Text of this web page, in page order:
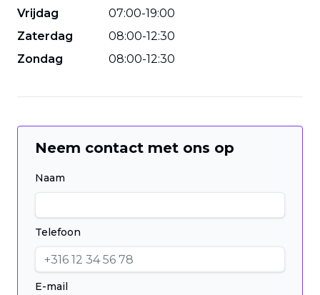
Vrijdag
07:00-19:00
Zaterdag
08:00-12:30
Zondag
08:00-12:30
Neem contact met ons op
Naam
Telefoon
E-mail